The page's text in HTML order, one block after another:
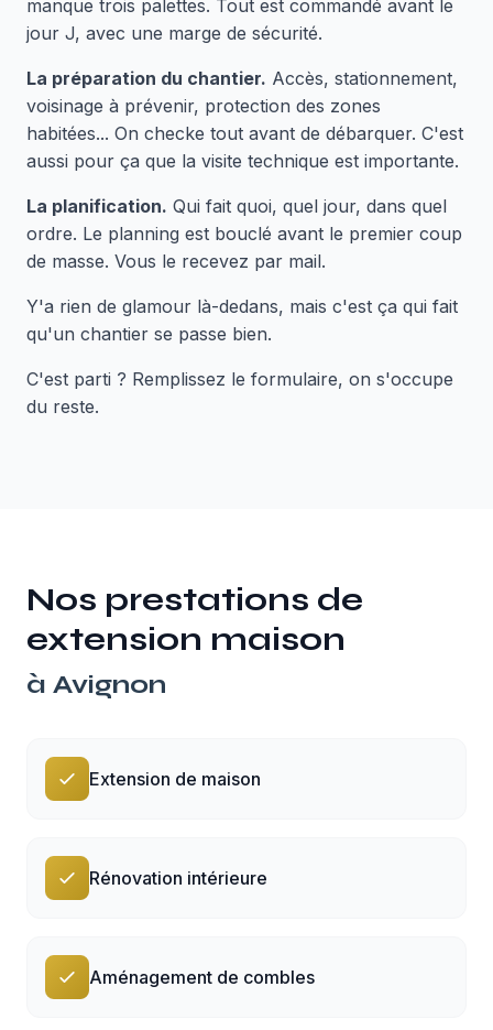
manque trois palettes. Tout est commandé avant le
jour J, avec une marge de sécurité.
La préparation du chantier. Accès, stationnement,
voisinage à prévenir, protection des zones
habitées... On checke tout avant de débarquer. C'est
aussi pour ça que la visite technique est importante.
La planification. Qui fait quoi, quel jour, dans quel
ordre. Le planning est bouclé avant le premier coup
de masse. Vous le recevez par mail.
Y'a rien de glamour là-dedans, mais c'est ça qui fait
qu'un chantier se passe bien.
C'est parti ? Remplissez le formulaire, on s'occupe
du reste.
Nos prestations de
extension maison
à Avignon
Extension de maison
Rénovation intérieure
Aménagement de combles